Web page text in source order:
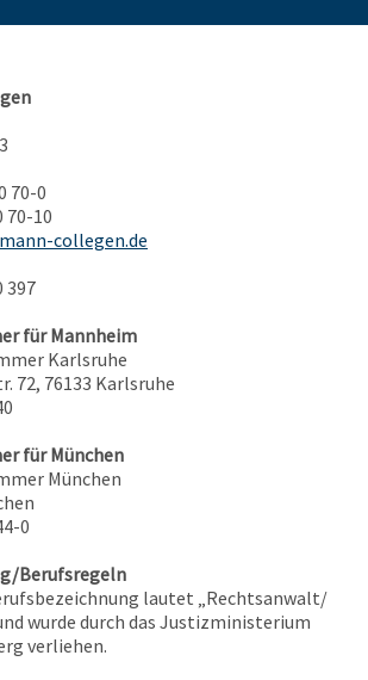
70-0
70-10
collegen.de
397
für Mannheim
Karlsruhe
72, 76133 Karlsruhe
für München
München
0
Berufsregeln
lautet „Rechtsanwalt/
wurde durch das Justizministerium
verliehen.